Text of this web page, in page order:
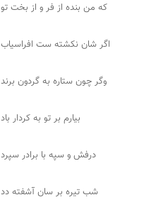
که من بنده از فر و از بخت تو
اگر شان نکشته ست افراسیاب
وگر چون ستاره به گردون برند
بیارم بر تو به کردار باد
درفش و سپه با برادر سپرد
شب تیره بر سان آشفته دد